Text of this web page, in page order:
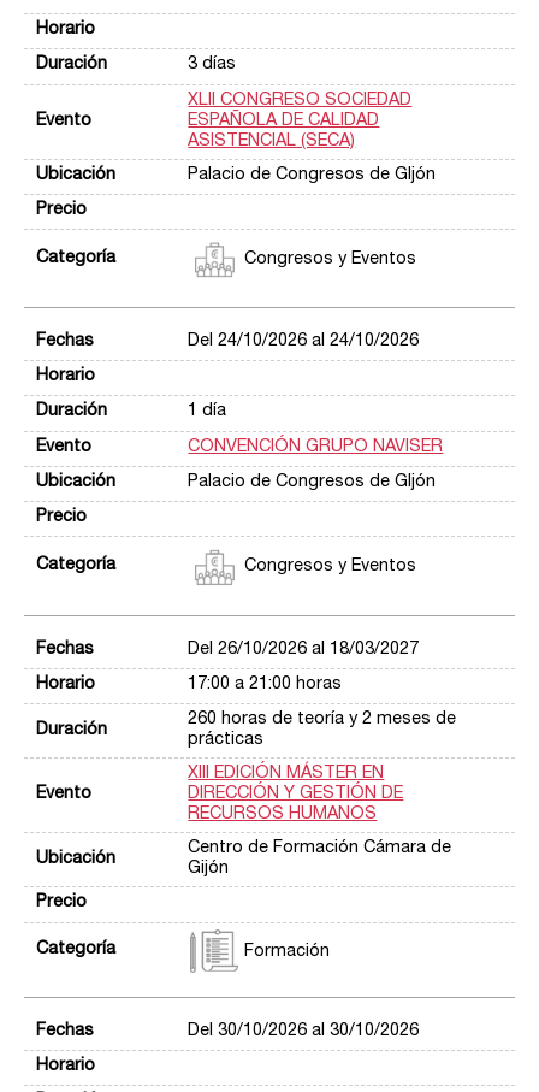
3 días
XLII CONGRESO SOCIEDAD
ESPAÑOLA DE CALIDAD
ASISTENCIAL (SECA)
Palacio de Congresos de GIjón
Congresos y Eventos
Del 24/10/2026 al 24/10/2026
1 día
CONVENCIÓN GRUPO NAVISER
Palacio de Congresos de GIjón
Congresos y Eventos
Del 26/10/2026 al 18/03/2027
17:00 a 21:00 horas
260 horas de teoría y 2 meses de
prácticas
XIII EDICIÓN MÁSTER EN
DIRECCIÓN Y GESTIÓN DE
RECURSOS HUMANOS
Centro de Formación Cámara de
Gijón
Formación
Del 30/10/2026 al 30/10/2026